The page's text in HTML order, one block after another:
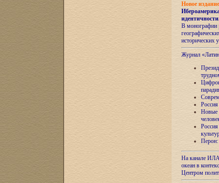
Новое
идентичности
В монографии
исторических
Журнал
Новые
Перон:
На канале
океан в
Центром